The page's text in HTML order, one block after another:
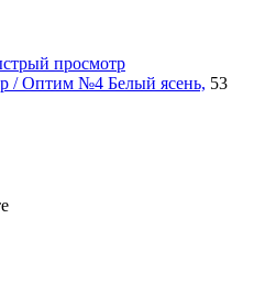
просмотр
/ Оптим №4 Белый ясень, 53